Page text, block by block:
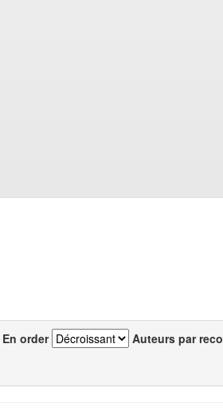
En order Auteurs par